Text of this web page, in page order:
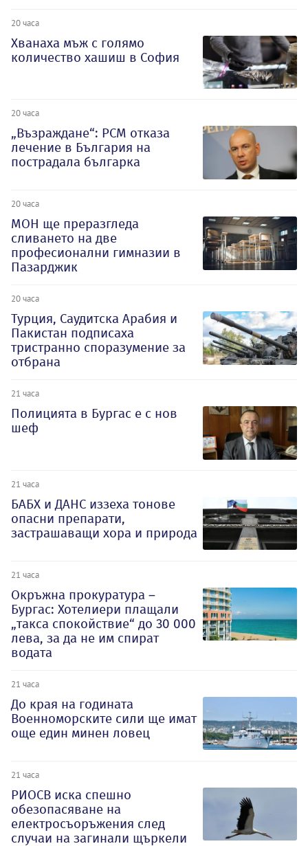
20 часа
Хванаха мъж с голямо
количество хашиш в София
20 часа
„Възраждане“: РСМ отказа
лечение в България на
пострадала българка
20 часа
МОН ще преразгледа
сливането на две
професионални гимназии в
Пазарджик
20 часа
Турция, Саудитска Арабия и
Пакистан подписаха
тристранно споразумение за
отбрана
21 часа
Полицията в Бургас е с нов
шеф
21 часа
БАБХ и ДАНС иззеха тонове
опасни препарати,
застрашаващи хора и природа
21 часа
Окръжна прокуратура –
Бургас: Хотелиери плащали
„такса спокойствие“ до 30 000
лева, за да не им спират
водата
21 часа
До края на годината
Военноморските сили ще имат
още един минен ловец
21 часа
РИОСВ иска спешно
обезопасяване на
електросъоръжения след
случаи на загинали щъркели